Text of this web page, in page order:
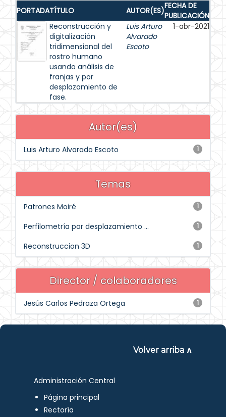
PORTADATÍTULO AUTOR(ES)FECHA DE
PUBLICACIÓN
Reconstrucción y
digitalización
tridimensional del
rostro humano
usando análisis de
franjas y por
desplazamiento de
fase.
Luis Arturo
Alvarado
Escoto
1-abr-2021
Autor(es)
1
Luis Arturo Alvarado Escoto
Temas
1
Patrones Moiré
1
Perfilometría por desplazamiento ...
1
Reconstruccion 3D
Director / colaboradores
1
Jesús Carlos Pedraza Ortega
Volver arriba ∧
Administración Central
Página principal
Rectoría